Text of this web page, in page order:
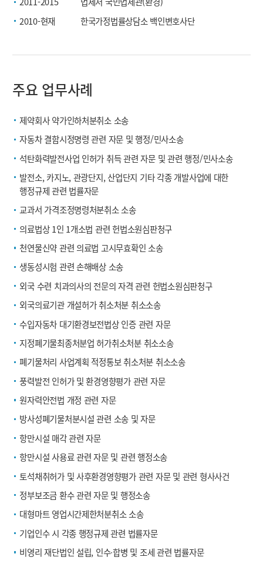
2010-현재
한국가정법률상담소 백인변호사단
주요 업무사례
제약회사 약가인하처분취소 소송
자동차 결함시정명령 관련 자문 및 행정/민사소송
석탄화력발전사업 인허가 취득 관련 자문 및 관련 행정/민사소송
발전소, 카지노, 관광단지, 산업단지 기타 각종 개발사업에 대한
행정규제 관련 법률자문
교과서 가격조정명령처분취소 소송
의료법상 1인 1개소법 관련 헌법소원심판청구
천연물신약 관련 의료법 고시무효확인 소송
생동성시험 관련 손해배상 소송
외국 수련 치과의사의 전문의 자격 관련 헌법소원심판청구
외국의료기관 개설허가 취소처분 취소소송
수입자동차 대기환경보전법상 인증 관련 자문
지정폐기물최종처분업 허가취소처분 취소소송
폐기물처리 사업계획 적정통보 취소처분 취소소송
풍력발전 인허가 및 환경영향평가 관련 자문
원자력안전법 개정 관련 자문
방사성폐기물처분시설 관련 소송 및 자문
항만시설 매각 관련 자문
항만시설 사용료 관련 자문 및 관련 행정소송
토석채취허가 및 사후환경영향평가 관련 자문 및 관련 형사사건
정부보조금 환수 관련 자문 및 행정소송
대형마트 영업시간제한처분취소 소송
기업인수 시 각종 행정규제 관련 법률자문
비영리 재단법인 설립, 인수∙합병 및 조세 관련 법률자문